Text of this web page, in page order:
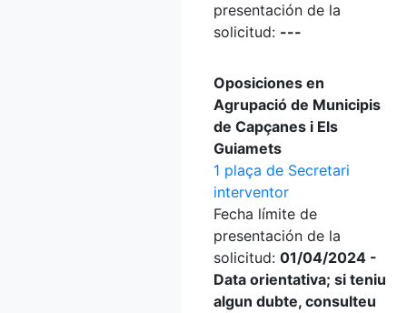
presentación de la
solicitud: ---
Oposiciones en
Agrupació de Municipis
de Capçanes i Els
Guiamets
1 plaça de Secretari
interventor
Fecha límite de
presentación de la
solicitud: 01/04/2024 -
Data orientativa; si teniu
algun dubte, consulteu